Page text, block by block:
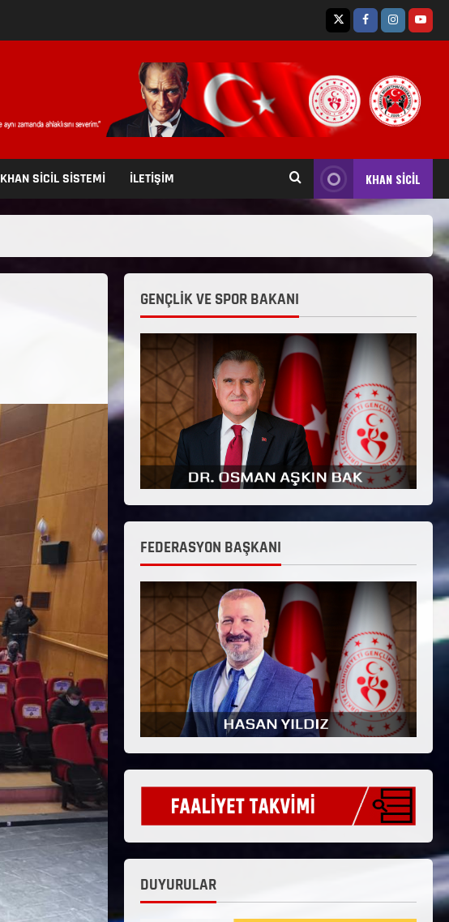
KHAN SİCİL SİSTEMİ İLETİŞİM KHAN SİCİL
GENÇLİK VE SPOR BAKANI
FEDERASYON BAŞKANI
DUYURULAR